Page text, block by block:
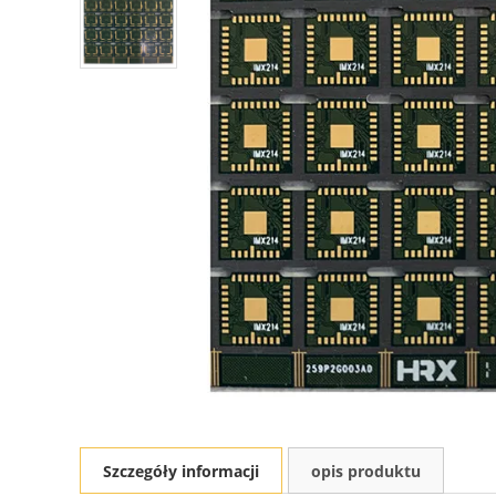
Szczegóły informacji opis produktu